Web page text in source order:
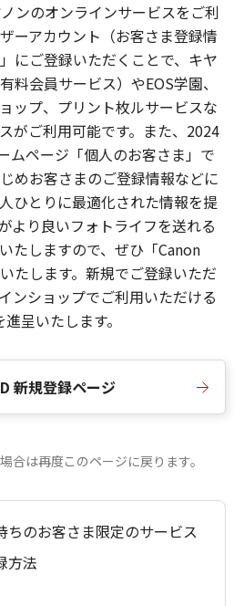
ノンのオンラインサービスをご利
ーアカウント（お客さま登録情
にご登録いただくことで、キヤ
料会員サービス）やEOS学園、
ップ、プリント枚ルサービスな
がご利用可能です。また、2024
ムページ「個人のお客さま」で
めお客さまのご登録情報などに
ひとりに最適化された情報を提
より良いフォトライフを送れる
たしますので、ぜひ「Canon
たします。新規でご登録いただ
ンショップでご利用いただける
呈いたします。
新規登録ページ
合は再度このページに戻ります。
ちのお客さま限定のサービス
方法